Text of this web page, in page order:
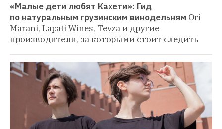
«Малые дети любят Кахети»: Гид
по натуральным грузинским винодельням Ori
Marani, Lapati Wines, Tevza и другие
производители, за которыми стоит следить